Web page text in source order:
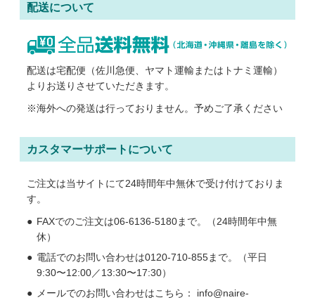
配送について
配送は宅配便（佐川急便、ヤマト運輸またはトナミ運輸）
よりお送りさせていただきます。
※海外への発送は行っておりません。予めご了承ください
カスタマーサポートについて
ご注文は当サイトにて24時間年中無休で受け付けておりま
す。
FAXでのご注文は06-6136-5180まで。（24時間年中無
休）
電話でのお問い合わせは0120-710-855まで。（平日
9:30〜12:00／13:30〜17:30）
メールでのお問い合わせはこちら： info@naire-